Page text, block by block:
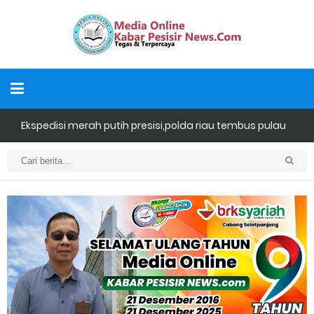
Dukung Swasembada Pangan Nasional, Polsek Merbau
Sambangi Petani Umbi di Desa Mayang Sari.
Empat ( 4 ) Orang Putra Terbaik Maju Bacalon Kades Baran
Melintang
Bhabinkamtibmas Desa Banglas Cek Budidaya Tambak
Udang Warga, Diperkirakan 60.000 Ekor